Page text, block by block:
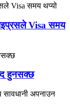
Visa समय
हुनसक्छ